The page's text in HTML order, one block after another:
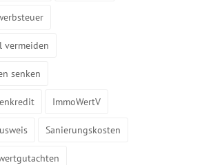
vermeiden
senken
ImmoWertV
Sanierungskosten